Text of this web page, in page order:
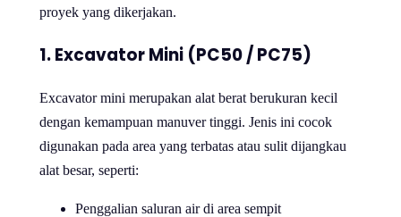
proyek yang dikerjakan.
1. Excavator Mini (PC50 / PC75)
Excavator mini merupakan alat berat berukuran kecil
dengan kemampuan manuver tinggi. Jenis ini cocok
digunakan pada area yang terbatas atau sulit dijangkau
alat besar, seperti:
Penggalian saluran air di area sempit